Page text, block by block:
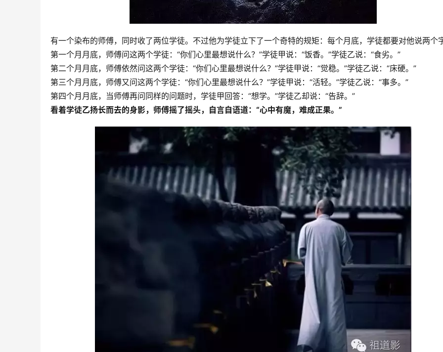
有一个染布的师傅，同时收了两位学徒。不过他为学徒立下了一个奇特的规矩：每个月底，学徒都要对他说两个
第一个月月底，师傅问这两个学徒：“你们心里最想说什么？”学徒甲说：“饭香。”学徒乙说：“食劣。”
第二个月月底，师傅依然问这两个学徒：“你们心里最想说什么？”学徒甲说：“觉稳。”学徒乙说：“床硬。”
第三个月月底，师傅又问这两个学徒：“你们心里最想说什么？”学徒甲说：“活轻。”学徒乙说：“事多。”
第四个月月底，当师傅再问同样的问题时，学徒甲回答：“想学。”学徒乙却说：“告辞。”
看着学徒乙扬长而去的身影，师傅摇了摇头，自言自语道：“心中有魔，难成正果。”